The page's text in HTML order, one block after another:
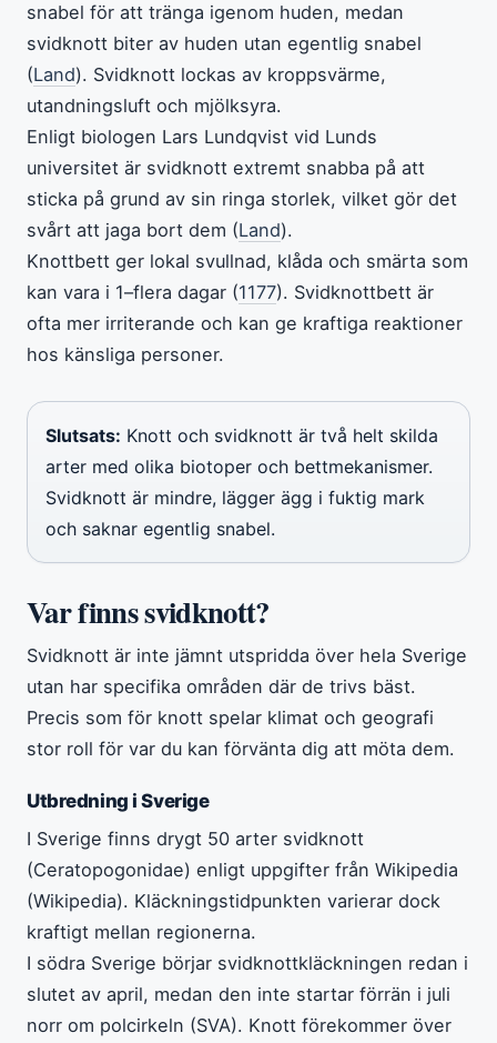
snabel för att tränga igenom huden, medan
svidknott biter av huden utan egentlig snabel
(Land). Svidknott lockas av kroppsvärme,
utandningsluft och mjölksyra.
Enligt biologen Lars Lundqvist vid Lunds
universitet är svidknott extremt snabba på att
sticka på grund av sin ringa storlek, vilket gör det
svårt att jaga bort dem (Land).
Knottbett ger lokal svullnad, klåda och smärta som
kan vara i 1–flera dagar (1177). Svidknottbett är
ofta mer irriterande och kan ge kraftiga reaktioner
hos känsliga personer.
Slutsats: Knott och svidknott är två helt skilda
arter med olika biotoper och bettmekanismer.
Svidknott är mindre, lägger ägg i fuktig mark
och saknar egentlig snabel.
Var finns svidknott?
Svidknott är inte jämnt utspridda över hela Sverige
utan har specifika områden där de trivs bäst.
Precis som för knott spelar klimat och geografi
stor roll för var du kan förvänta dig att möta dem.
Utbredning i Sverige
I Sverige finns drygt 50 arter svidknott
(Ceratopogonidae) enligt uppgifter från Wikipedia
(Wikipedia). Kläckningstidpunkten varierar dock
kraftigt mellan regionerna.
I södra Sverige börjar svidknottkläckningen redan i
slutet av april, medan den inte startar förrän i juli
norr om polcirkeln (SVA). Knott förekommer över